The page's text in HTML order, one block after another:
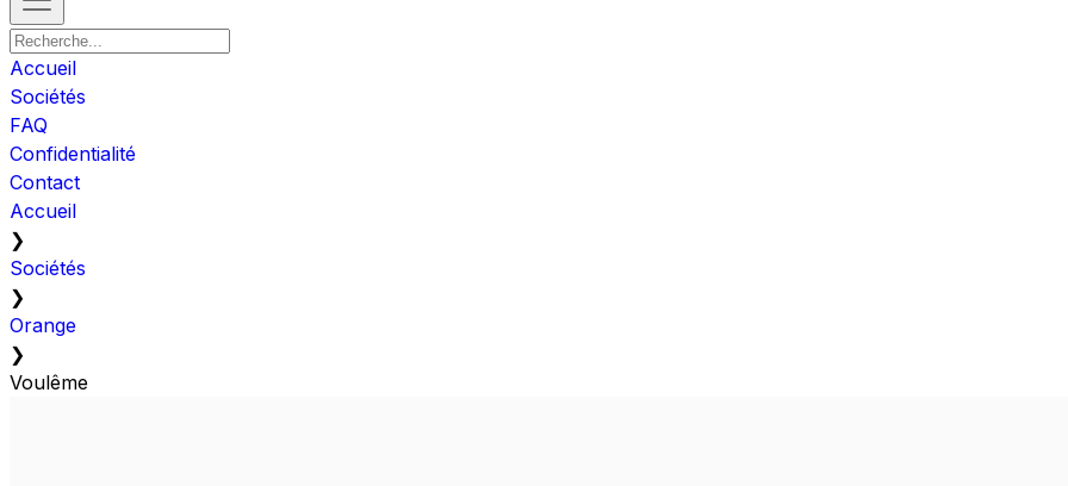
Accueil
Sociétés
FAQ
Confidentialité
Contact
Accueil
❯
Sociétés
❯
Orange
❯
Voulême